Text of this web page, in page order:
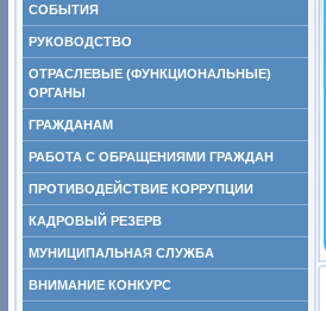
СОБЫТИЯ
РУКОВОДСТВО
ОТРАСЛЕВЫЕ (ФУНКЦИОНАЛЬНЫЕ)
ОРГАНЫ
ГРАЖДАНАМ
РАБОТА С ОБРАЩЕНИЯМИ ГРАЖДАН
ПРОТИВОДЕЙСТВИЕ КОРРУПЦИИ
КАДРОВЫЙ РЕЗЕРВ
МУНИЦИПАЛЬНАЯ СЛУЖБА
ВНИМАНИЕ КОНКУРС